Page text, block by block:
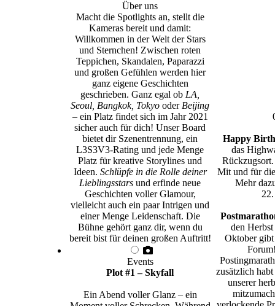
Über uns
Macht die Spotlights an, stellt die
Kameras bereit und damit:
Willkommen in der Welt der Stars
und Sternchen! Zwischen roten
Teppichen, Skandalen, Paparazzi
und großen Gefühlen werden hier
ganz eigene Geschichten
geschrieben. Ganz egal ob LA,
Seoul, Bangkok, Tokyo oder Beijing
– ein Platz findet sich im Jahr 2021
sicher auch für dich! Unser Board
bietet dir Szenentrennung, ein
L3S3V3-Rating und jede Menge
Platz für kreative Storylines und
Ideen. Schlüpfe in die Rolle deiner
Lieblingsstars und erfinde neue
Geschichten voller Glamour,
vielleicht auch ein paar Intrigen und
einer Menge Leidenschaft. Die
Bühne gehört ganz dir, wenn du
bereit bist für deinen großen Auftritt!
Events
Plot #1 – Skyfall
Ein Abend voller Glanz – ein
Happy
das
Mit und für
Mehr
den
Oktober
zusätzlich
unserer